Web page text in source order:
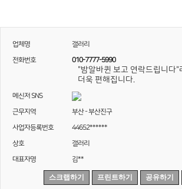
업체명
갤러리
전화번호
010-7777-5990
"밤알바퀸 보고 연락드립니다"
더욱 편해집니다.
메신저 SNS
근무지역
부산 - 부산진구
사업자등록번호
44652******
상호
갤러리
대표자명
김**
스크랩하기 프린트하기 공유하기